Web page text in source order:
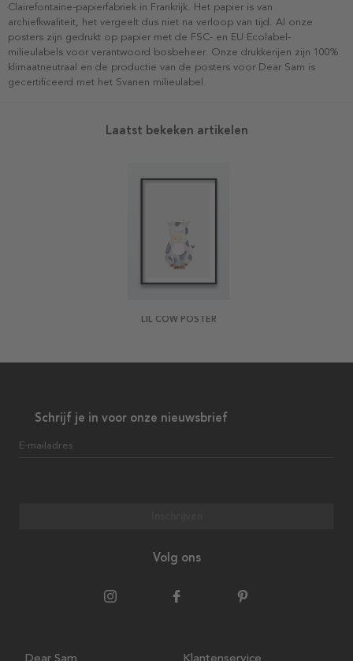
Clairefontaine-papierfabriek in Frankrijk. Het papier is van
archiefkwaliteit, het vergeelt dus niet na verloop van tijd. Al onze
posters zijn gedrukt op papier met de FSC- en EU Ecolabel-
milieulabels voor verantwoord bosbeheer. Onze drukkerijen zijn 100%
klimaatneutraal en de productie van de posters voor Dear Sam is
gecertificeerd met het Svanen milieulabel.
Laatst bekeken artikelen
LIL COW POSTER
Schrijf je in voor onze nieuwsbrief
E-mailadres
Volg ons
Dear Sam Klantenservice